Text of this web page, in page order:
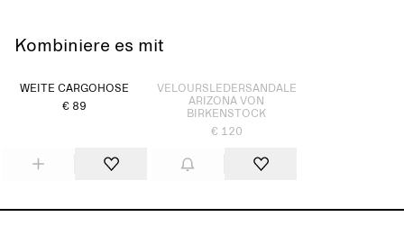
Kombiniere es mit
WEITE CARGOHOSE
€ 89
VELOURSLEDERSANDALE
ARIZONA VON
BIRKENSTOCK
€ 120